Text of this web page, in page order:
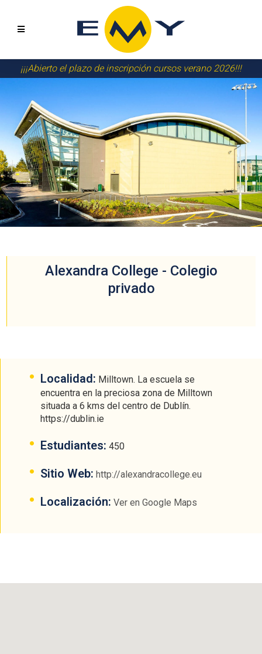
¡¡¡Abierto el plazo de inscripción cursos verano 2026!!!
Alexandra College - Colegio
privado
Localidad: Milltown. La escuela se
encuentra en la preciosa zona de Milltown
situada a 6 kms del centro de Dublín.
https://dublin.ie
Estudiantes: 450
Sitio Web: http://alexandracollege.eu
Localización: Ver en Google Maps